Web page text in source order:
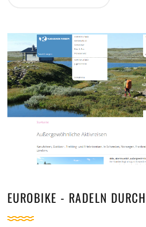
EUROBIKE - RADELN